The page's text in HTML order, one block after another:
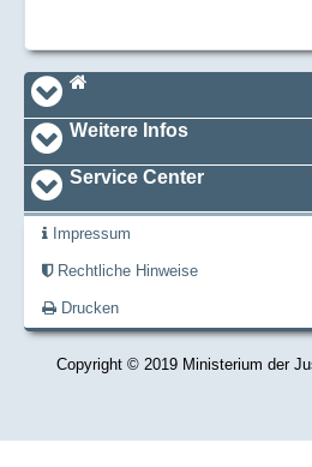
Navi_footer
Startseite
Weitere Infos
Service Center
Impressum
Rechtliche Hinweise
Drucken
Copyright © 2019 Ministerium der